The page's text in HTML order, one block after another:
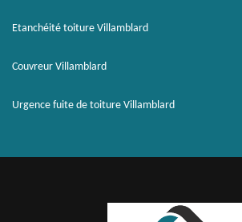
Etanchéité toiture Villamblard
Couvreur Villamblard
Urgence fuite de toiture Villamblard